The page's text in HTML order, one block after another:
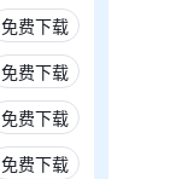
免费下载
免费下载
免费下载
免费下载